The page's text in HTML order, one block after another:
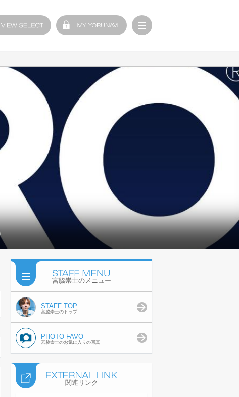
宮脇崇士のメニュー
STAFF TOP
宮脇崇士のトップ
PHOTO FAVO
宮脇崇士のお気に入りの写真
関連リンク